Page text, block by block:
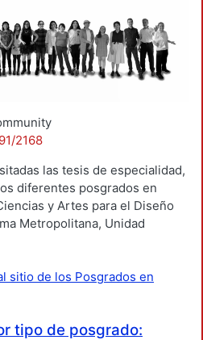
2168
las tesis de especialidad,
diferentes posgrados en
y Artes para el Diseño
Metropolitana, Unidad
sitio de los Posgrados en
tipo de posgrado: